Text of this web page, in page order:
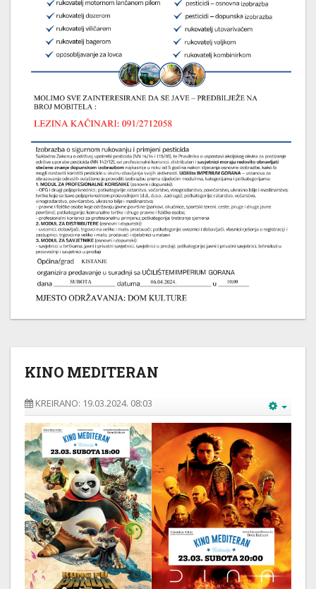
KINO MEDITERAN
KREIRANO: 19.03.2024. 08:03